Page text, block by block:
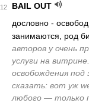
12
BAIL OUT
дословно -
занимаются, род
авторов у очень
услуги на
освобождения
сказать: вот уж
любого — только